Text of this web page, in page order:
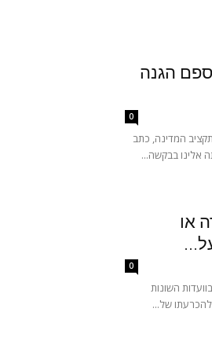
הגנה
0
המדינה, כתב
אלינו בבקשה...
או
0
השונות
של...